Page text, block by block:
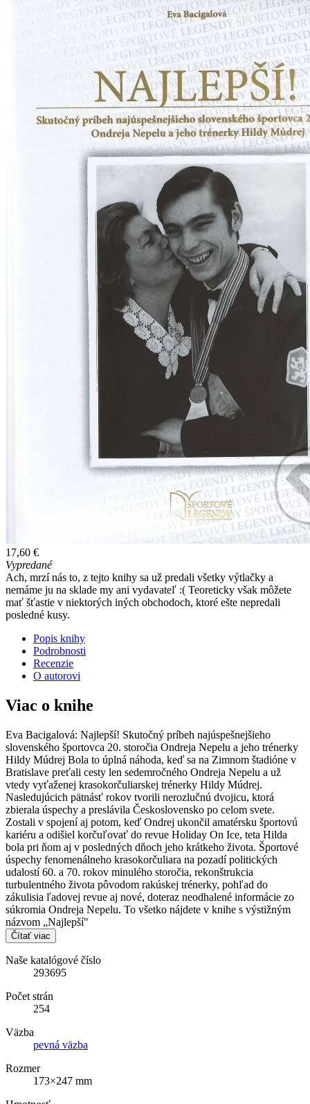
17,60 €
Vypredané
Ach, mrzí nás to, z tejto knihy sa už predali všetky výtlačky a
nemáme ju na sklade my ani vydavateľ :( Teoreticky však môžete
mať šťastie v niektorých iných obchodoch, ktoré ešte nepredali
posledné kusy.
Popis knihy
Podrobnosti
Recenzie
O autorovi
Viac o knihe
Eva Bacigalová: Najlepší! Skutočný príbeh najúspešnejšieho
slovenského športovca 20. storočia Ondreja Nepelu a jeho trénerky
Hildy Múdrej Bola to úplná náhoda, keď sa na Zimnom štadióne v
Bratislave preťali cesty len sedemročného Ondreja Nepelu a už
vtedy vyťaženej krasokorčuliarskej trénerky Hildy Múdrej.
Nasledujúcich pätnásť rokov tvorili nerozlučnú dvojicu, ktorá
zbierala úspechy a preslávila Československo po celom svete.
Zostali v spojení aj potom, keď Ondrej ukončil amatérsku športovú
kariéru a odišiel korčuľovať do revue Holiday On Ice, teta Hilda
bola pri ňom aj v posledných dňoch jeho krátkeho života. Športové
úspechy fenomenálneho krasokorčuliara na pozadí politických
udalostí 60. a 70. rokov minulého storočia, rekonštrukcia
turbulentného života pôvodom rakúskej trénerky, pohľad do
zákulisia ľadovej revue aj nové, doteraz neodhalené informácie zo
súkromia Ondreja Nepelu. To všetko nájdete v knihe s výstižným
názvom „Najlepší"
Čítať viac
Naše katalógové číslo
293695
Počet strán
254
Väzba
pevná väzba
Rozmer
173×247 mm